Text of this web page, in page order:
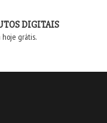
DIGITAIS
hoje grátis.